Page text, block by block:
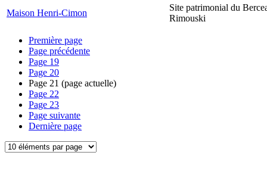
Maison Henri-Cimon
Site patrimonial du
Rimouski
Première page
Page précédente
Page 19
Page 20
Page 21 (page actuelle)
Page 22
Page 23
Page suivante
Dernière page